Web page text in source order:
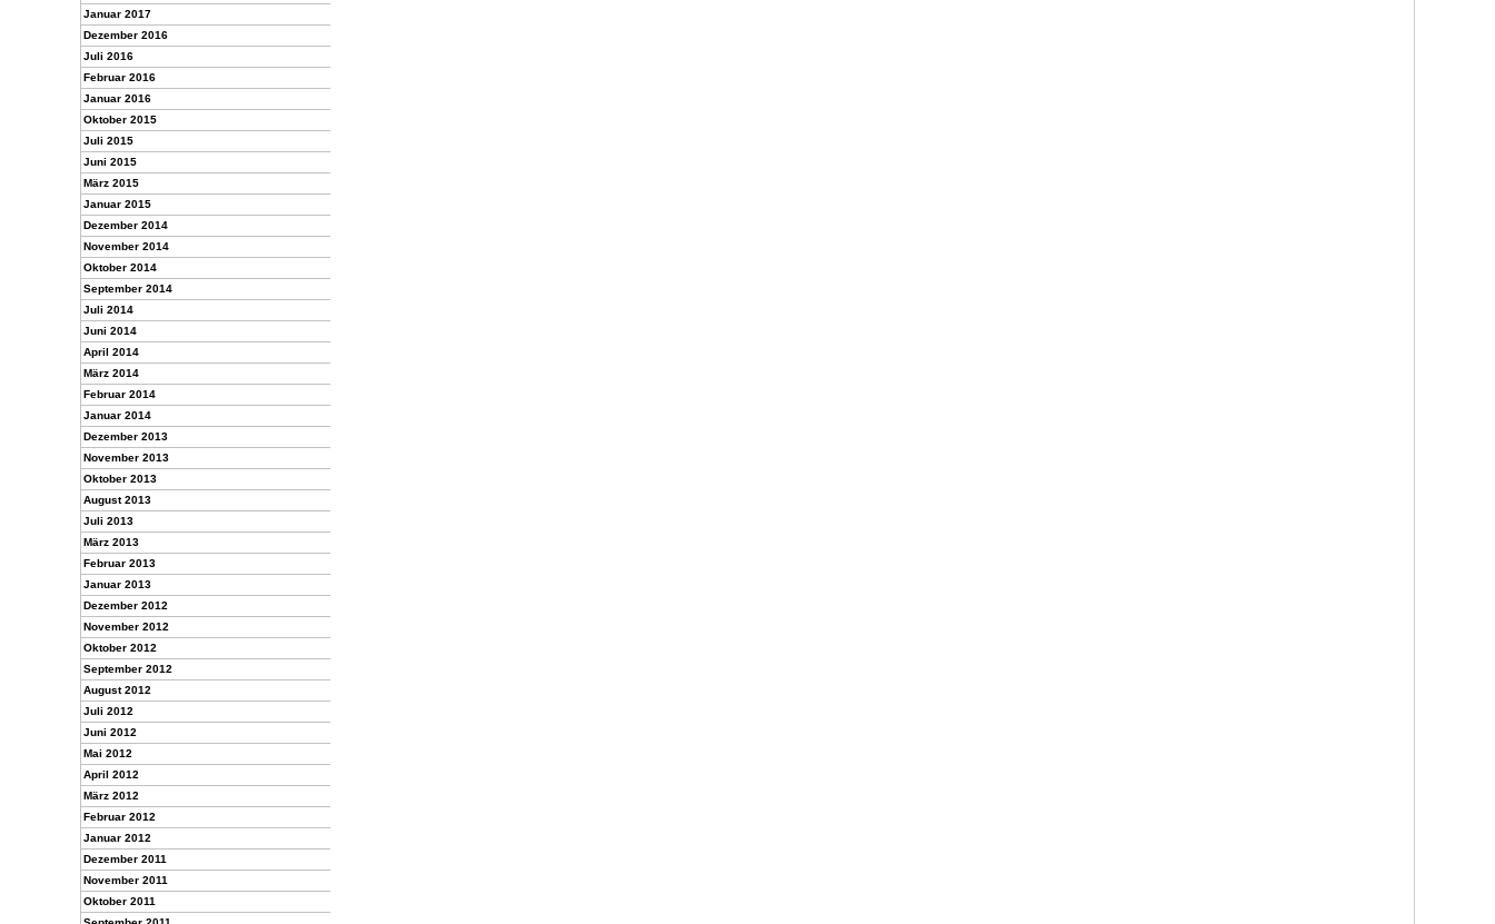
Januar 2017
Dezember 2016
Juli 2016
Februar 2016
Januar 2016
Oktober 2015
Juli 2015
Juni 2015
März 2015
Januar 2015
Dezember 2014
November 2014
Oktober 2014
September 2014
Juli 2014
Juni 2014
April 2014
März 2014
Februar 2014
Januar 2014
Dezember 2013
November 2013
Oktober 2013
August 2013
Juli 2013
März 2013
Februar 2013
Januar 2013
Dezember 2012
November 2012
Oktober 2012
September 2012
August 2012
Juli 2012
Juni 2012
Mai 2012
April 2012
März 2012
Februar 2012
Januar 2012
Dezember 2011
November 2011
Oktober 2011